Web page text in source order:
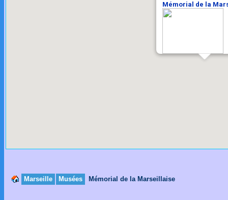
Mémorial de la
Marseille Musées Mémorial de la Marseillaise